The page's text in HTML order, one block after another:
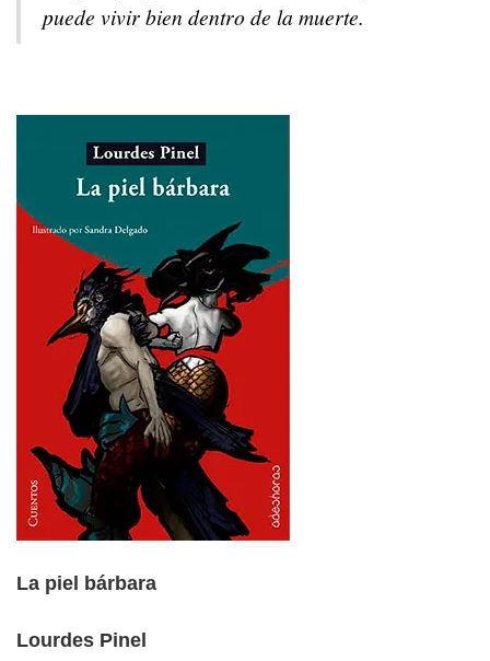
puede vivir bien dentro de la muerte.
La piel bárbara
Lourdes Pinel